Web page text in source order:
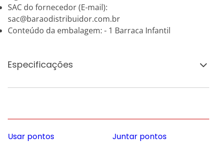
SAC do fornecedor (E-mail):
sac@baraodistribuidor.com.br
Conteúdo da embalagem: - 1 Barraca Infantil
Especificações
Usar pontos
Juntar pontos